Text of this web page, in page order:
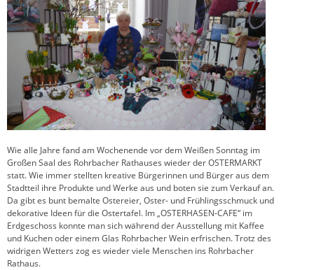
Wie alle Jahre fand am Wochenende vor dem Weißen Sonntag im
Großen Saal des Rohrbacher Rathauses wieder der OSTERMARKT
statt. Wie immer stellten kreative Bürgerinnen und Bürger aus dem
Stadtteil ihre Produkte und Werke aus und boten sie zum Verkauf an.
Da gibt es bunt bemalte Ostereier, Oster- und Frühlingsschmuck und
dekorative Ideen für die Ostertafel. Im „OSTERHASEN-CAFE“ im
Erdgeschoss konnte man sich während der Ausstellung mit Kaffee
und Kuchen oder einem Glas Rohrbacher Wein erfrischen. Trotz des
widrigen Wetters zog es wieder viele Menschen ins Rohrbacher
Rathaus.